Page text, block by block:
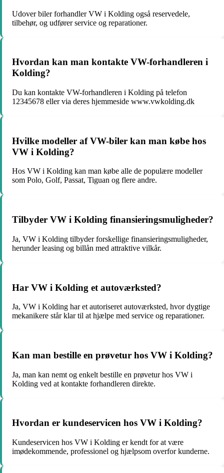
Udover biler forhandler VW i Kolding også reservedele,
tilbehør, og udfører service og reparationer.
Hvordan kan man kontakte VW-forhandleren i
Kolding?
Du kan kontakte VW-forhandleren i Kolding på telefon
12345678 eller via deres hjemmeside www.vwkolding.dk
Hvilke modeller af VW-biler kan man købe hos
VW i Kolding?
Hos VW i Kolding kan man købe alle de populære modeller
som Polo, Golf, Passat, Tiguan og flere andre.
Tilbyder VW i Kolding finansieringsmuligheder?
Ja, VW i Kolding tilbyder forskellige finansieringsmuligheder,
herunder leasing og billån med attraktive vilkår.
Har VW i Kolding et autoværksted?
Ja, VW i Kolding har et autoriseret autoværksted, hvor dygtige
mekanikere står klar til at hjælpe med service og reparationer.
Kan man bestille en prøvetur hos VW i Kolding?
Ja, man kan nemt og enkelt bestille en prøvetur hos VW i
Kolding ved at kontakte forhandleren direkte.
Hvordan er kundeservicen hos VW i Kolding?
Kundeservicen hos VW i Kolding er kendt for at være
imødekommende, professionel og hjælpsom overfor kunderne.